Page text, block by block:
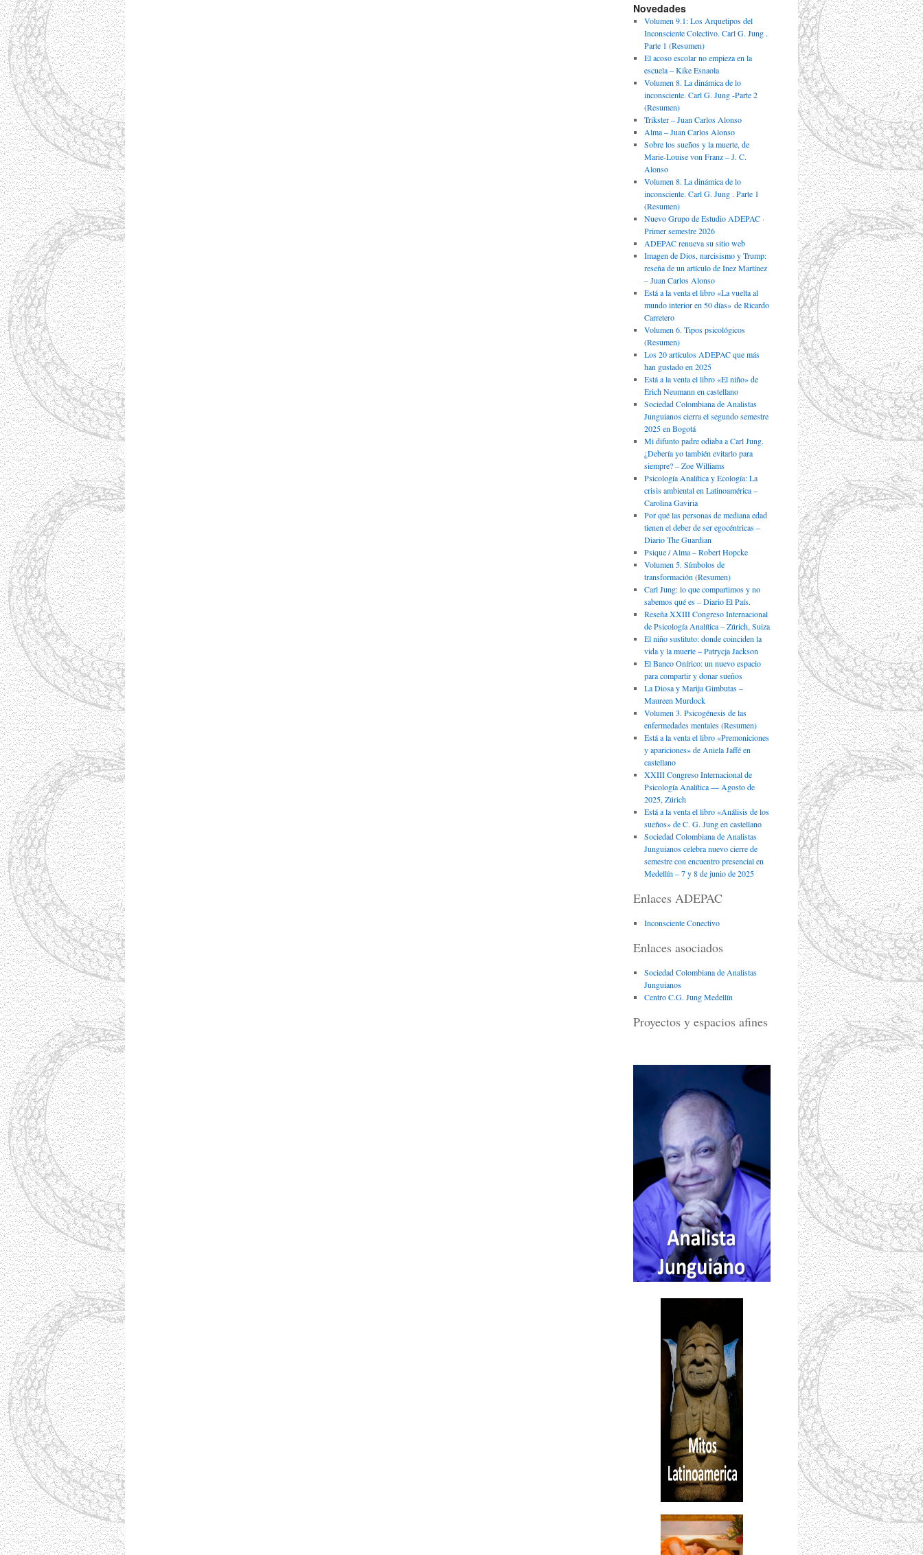
Novedades
Volumen 9.1: Los Arquetipos del
Inconsciente Colectivo. Carl G. Jung .
Parte 1 (Resumen)
El acoso escolar no empieza en la
escuela – Kike Esnaola
Volumen 8. La dinámica de lo
inconsciente. Carl G. Jung -Parte 2
(Resumen)
Trikster – Juan Carlos Alonso
Alma – Juan Carlos Alonso
Sobre los sueños y la muerte, de
Marie-Louise von Franz – J. C.
Alonso
Volumen 8. La dinámica de lo
inconsciente. Carl G. Jung . Parte 1
(Resumen)
Nuevo Grupo de Estudio ADEPAC ·
Primer semestre 2026
ADEPAC renueva su sitio web
Imagen de Dios, narcisismo y Trump:
reseña de un artículo de Inez Martínez
– Juan Carlos Alonso
Está a la venta el libro «La vuelta al
mundo interior en 50 días» de Ricardo
Carretero
Volumen 6. Tipos psicológicos
(Resumen)
Los 20 artículos ADEPAC que más
han gustado en 2025
Está a la venta el libro «El niño» de
Erich Neumann en castellano
Sociedad Colombiana de Analistas
Junguianos cierra el segundo semestre
2025 en Bogotá
Mi difunto padre odiaba a Carl Jung.
¿Debería yo también evitarlo para
siempre? – Zoe Williams
Psicología Analítica y Ecología: La
crisis ambiental en Latinoamérica –
Carolina Gaviria
Por qué las personas de mediana edad
tienen el deber de ser egocéntricas –
Diario The Guardian
Psique / Alma – Robert Hopcke
Volumen 5. Símbolos de
transformación (Resumen)
Carl Jung: lo que compartimos y no
sabemos qué es – Diario El País.
Reseña XXIII Congreso Internacional
de Psicología Analítica – Zúrich, Suiza
El niño sustituto: donde coinciden la
vida y la muerte – Patrycja Jackson
El Banco Onírico: un nuevo espacio
para compartir y donar sueños
La Diosa y Marija Gimbutas –
Maureen Murdock
Volumen 3. Psicogénesis de las
enfermedades mentales (Resumen)
Está a la venta el libro «Premoniciones
y apariciones» de Aniela Jaffé en
castellano
XXIII Congreso Internacional de
Psicología Analítica — Agosto de
2025, Zúrich
Está a la venta el libro «Análisis de los
sueños» de C. G. Jung en castellano
Sociedad Colombiana de Analistas
Junguianos celebra nuevo cierre de
semestre con encuentro presencial en
Medellín – 7 y 8 de junio de 2025
Enlaces ADEPAC
Inconsciente Conectivo
Enlaces asociados
Sociedad Colombiana de Analistas
Junguianos
Centro C.G. Jung Medellín
Proyectos y espacios afines